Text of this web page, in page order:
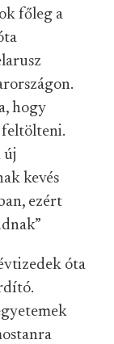
főleg a
hogy
feltölteni.
új
kevés
ezért
óta